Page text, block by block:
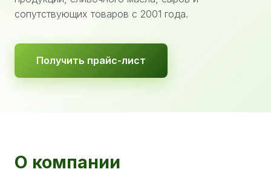
сопутствующих товаров с 2001 года.
Получить прайс-лист
О компании